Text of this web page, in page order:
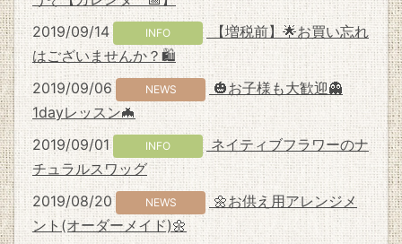
2019/09/14
INFO
【増税前】🌟お買い忘れ
はございませんか？🛍
2019/09/06
NEWS
🎃お子様も大歓迎👻
1dayレッスン🦇
2019/09/01
INFO
ネイティブフラワーのナ
チュラルスワッグ
2019/08/20
NEWS
🌼お供え用アレンジメ
ント(オーダーメイド)🌼